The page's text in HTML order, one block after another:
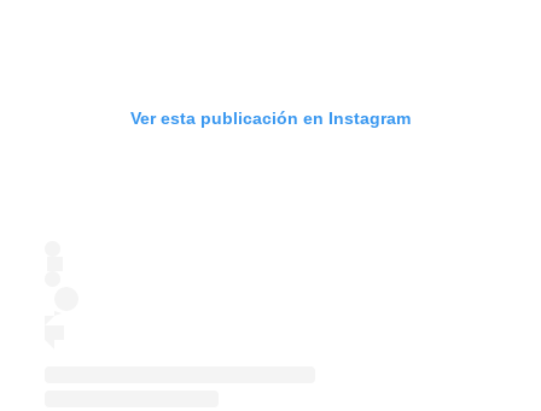
Ver esta publicación en Instagram